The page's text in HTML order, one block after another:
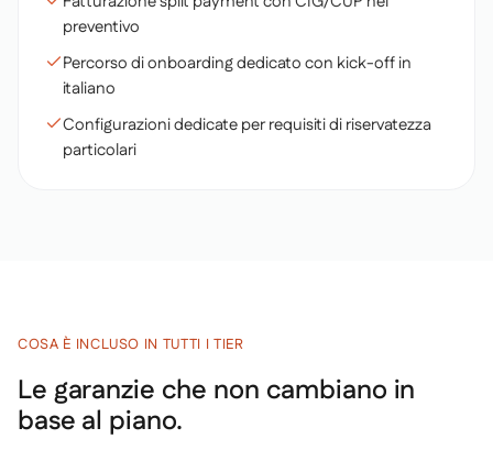
preventivo
Percorso di onboarding dedicato con kick-off in
italiano
Configurazioni dedicate per requisiti di riservatezza
particolari
COSA È INCLUSO IN TUTTI I TIER
Le garanzie che non cambiano in
base al piano.